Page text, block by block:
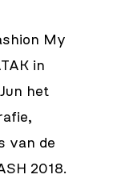
My
in
het
van de
2018.